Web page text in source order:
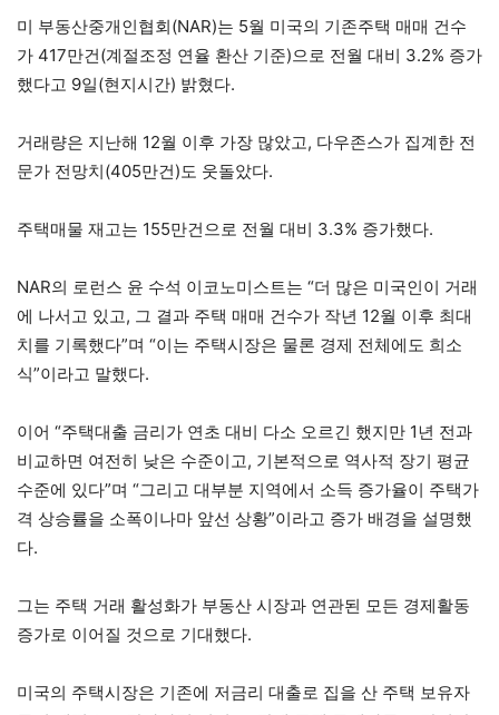
미 부동산중개인협회(NAR)는 5월 미국의 기존주택 매매 건수
가 417만건(계절조정 연율 환산 기준)으로 전월 대비 3.2% 증가
했다고 9일(현지시간) 밝혔다.
거래량은 지난해 12월 이후 가장 많았고, 다우존스가 집계한 전
문가 전망치(405만건)도 웃돌았다.
주택매물 재고는 155만건으로 전월 대비 3.3% 증가했다.
NAR의 로런스 윤 수석 이코노미스트는 “더 많은 미국인이 거래
에 나서고 있고, 그 결과 주택 매매 건수가 작년 12월 이후 최대
치를 기록했다”며 “이는 주택시장은 물론 경제 전체에도 희소
식”이라고 말했다.
이어 “주택대출 금리가 연초 대비 다소 오르긴 했지만 1년 전과
비교하면 여전히 낮은 수준이고, 기본적으로 역사적 장기 평균
수준에 있다”며 “그리고 대부분 지역에서 소득 증가율이 주택가
격 상승률을 소폭이나마 앞선 상황”이라고 증가 배경을 설명했
다.
그는 주택 거래 활성화가 부동산 시장과 연관된 모든 경제활동
증가로 이어질 것으로 기대했다.
미국의 주택시장은 기존에 저금리 대출로 집을 산 주택 보유자